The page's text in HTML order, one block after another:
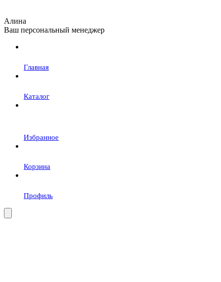
Алина
Ваш персональный менеджер
Главная
Каталог
Избранное
Корзина
Профиль